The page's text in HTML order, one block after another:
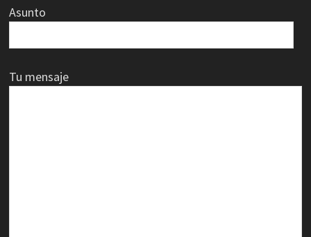
Asunto
Tu mensaje